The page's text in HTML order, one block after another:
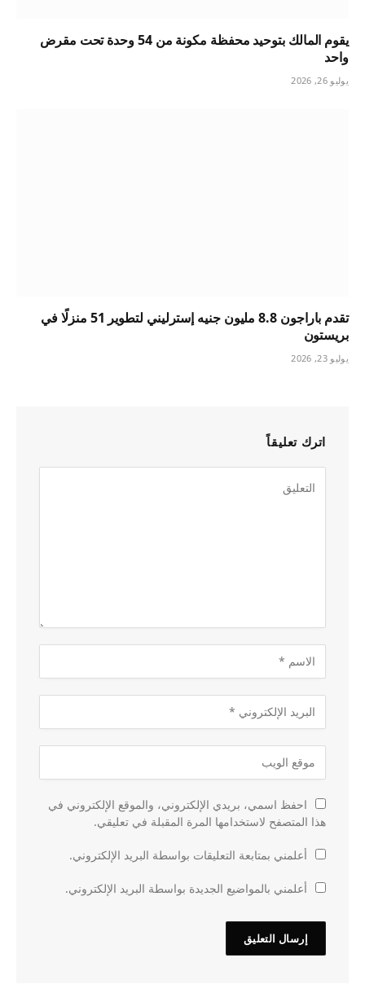
يقوم المالك بتوحيد محفظة مكونة من 54 وحدة تحت مقرض
واحد
يوليو 26, 2026
تقدم باراجون 8.8 مليون جنيه إسترليني لتطوير 51 منزلًا في
بريستون
يوليو 23, 2026
اترك تعليقاً
احفظ اسمي، بريدي الإلكتروني، والموقع الإلكتروني في
هذا المتصفح لاستخدامها المرة المقبلة في تعليقي.
أعلمني بمتابعة التعليقات بواسطة البريد الإلكتروني.
أعلمني بالمواضيع الجديدة بواسطة البريد الإلكتروني.